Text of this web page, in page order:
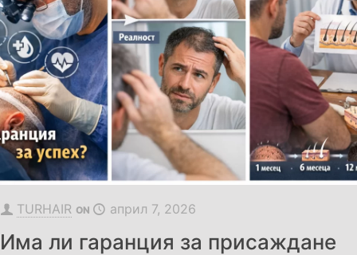
TURHAIR ON април 7, 2026
Има ли гаранция за присаждане